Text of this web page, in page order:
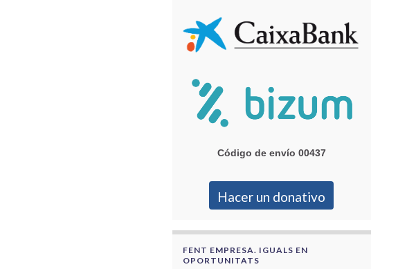
Código de envío 00437
Hacer un donativo
FENT EMPRESA. IGUALS EN
OPORTUNITATS